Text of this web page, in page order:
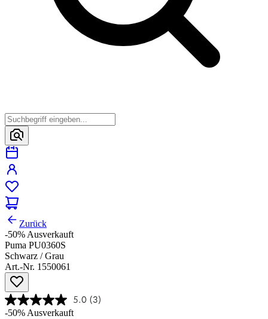
Zurück
-50%Ausverkauft
Puma PU0360S
Schwarz / Grau
Art.-Nr. 1550061
5.0 (3)
-50%Ausverkauft